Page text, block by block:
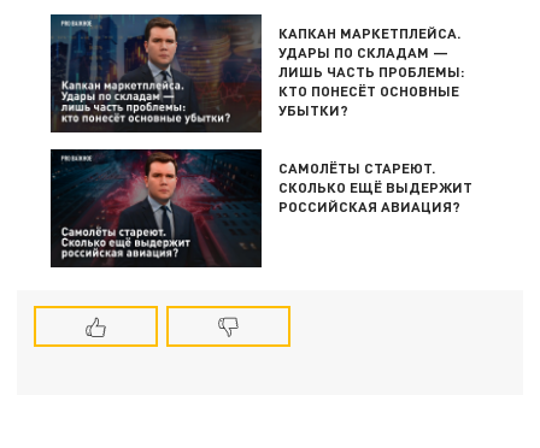
КАПКАН МАРКЕТПЛЕЙСА.
УДАРЫ ПО СКЛАДАМ —
ЛИШЬ ЧАСТЬ ПРОБЛЕМЫ:
КТО ПОНЕСЁТ ОСНОВНЫЕ
УБЫТКИ?
САМОЛЁТЫ СТАРЕЮТ.
СКОЛЬКО ЕЩЁ ВЫДЕРЖИТ
РОССИЙСКАЯ АВИАЦИЯ?